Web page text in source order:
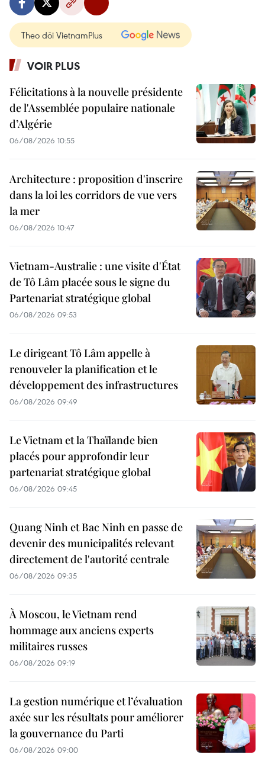
Theo dõi VietnamPlus
VOIR PLUS
Félicitations à la nouvelle présidente
de l'Assemblée populaire nationale
d’Algérie
06/08/2026 10:55
Architecture : proposition d'inscrire
dans la loi les corridors de vue vers
la mer
06/08/2026 10:47
Vietnam-Australie : une visite d'État
de Tô Lâm placée sous le signe du
Partenariat stratégique global
06/08/2026 09:53
Le dirigeant Tô Lâm appelle à
renouveler la planification et le
développement des infrastructures
06/08/2026 09:49
Le Vietnam et la Thaïlande bien
placés pour approfondir leur
partenariat stratégique global
06/08/2026 09:45
Quang Ninh et Bac Ninh en passe de
devenir des municipalités relevant
directement de l'autorité centrale
06/08/2026 09:35
À Moscou, le Vietnam rend
hommage aux anciens experts
militaires russes
06/08/2026 09:19
La gestion numérique et l’évaluation
axée sur les résultats pour améliorer
la gouvernance du Parti
06/08/2026 09:00